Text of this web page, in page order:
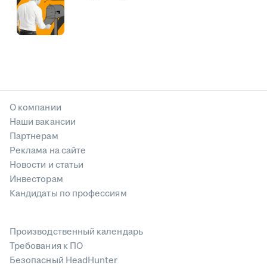
О компании
Наши вакансии
Партнерам
Реклама на сайте
Новости и статьи
Инвесторам
Кандидаты по профессиям
Производственный календарь
Требования к ПО
Безопасный HeadHunter